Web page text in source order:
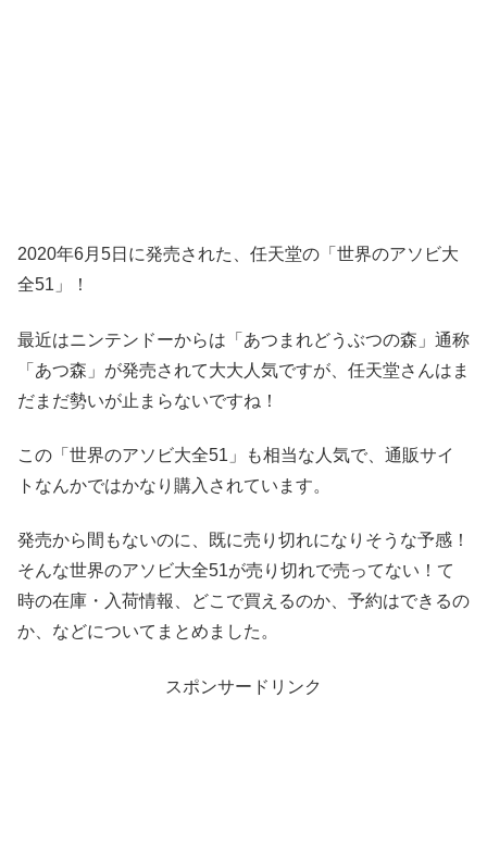
2020年6月5日に発売された、任天堂の「世界のアソビ大
全51」！
最近はニンテンドーからは「あつまれどうぶつの森」通称
「あつ森」が発売されて大大人気ですが、任天堂さんはま
だまだ勢いが止まらないですね！
この「世界のアソビ大全51」も相当な人気で、通販サイ
トなんかではかなり購入されています。
発売から間もないのに、既に売り切れになりそうな予感！
そんな世界のアソビ大全51が売り切れで売ってない！て
時の在庫・入荷情報、どこで買えるのか、予約はできるの
か、などについてまとめました。
スポンサードリンク